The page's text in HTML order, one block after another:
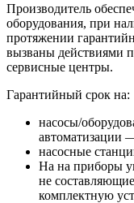
Производитель
оборудования, при
протяжении
вызваны действиями
сервисные центры.
Гарантийный срок на:
насосы/
автоматизации
насосные
На на приборы
не
комплектную